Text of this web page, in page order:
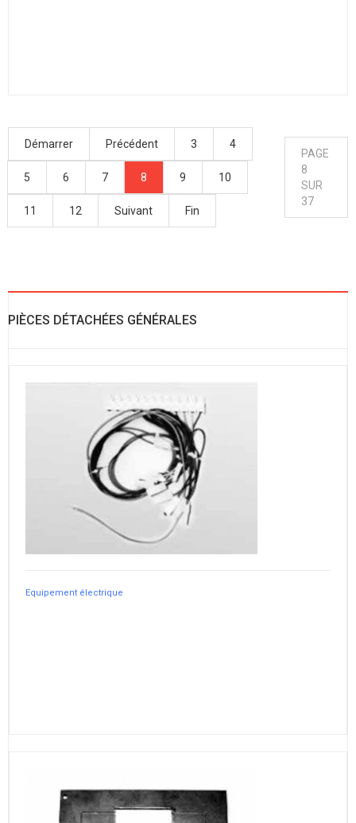
Démarrer Précédent 3 4
5 6 7 8 9 10
11 12 Suivant Fin
PAGE
8
SUR
37
PIÈCES DÉTACHÉES GÉNÉRALES
Equipement électrique